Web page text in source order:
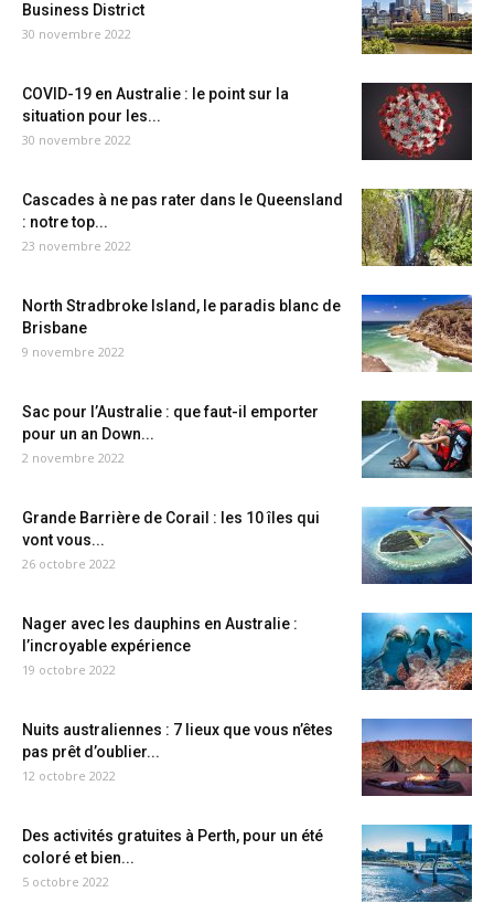
Business District
30 novembre 2022
COVID-19 en Australie : le point sur la
situation pour les...
30 novembre 2022
Cascades à ne pas rater dans le Queensland
: notre top...
23 novembre 2022
North Stradbroke Island, le paradis blanc de
Brisbane
9 novembre 2022
Sac pour l’Australie : que faut-il emporter
pour un an Down...
2 novembre 2022
Grande Barrière de Corail : les 10 îles qui
vont vous...
26 octobre 2022
Nager avec les dauphins en Australie :
l’incroyable expérience
19 octobre 2022
Nuits australiennes : 7 lieux que vous n’êtes
pas prêt d’oublier...
12 octobre 2022
Des activités gratuites à Perth, pour un été
coloré et bien...
5 octobre 2022